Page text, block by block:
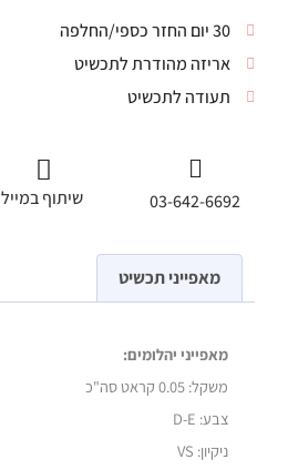
30 יום החזר כספי/החלפה
אריזה מהודרת לתכשיט
תעודה לתכשיט
03-642-6692 שיתוף במייל
מאפייני תכשיט
מאפייני יהלומים:
משקל: 0.05 קראט סה"כ
צבע: D-E
ניקיון: VS